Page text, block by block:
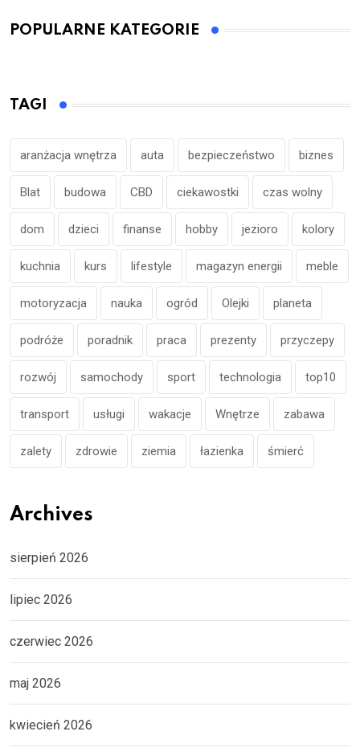
POPULARNE KATEGORIE
TAGI
aranżacja wnętrza auta bezpieczeństwo biznes
Blat budowa CBD ciekawostki czas wolny
dom dzieci finanse hobby jezioro kolory
kuchnia kurs lifestyle magazyn energii meble
motoryzacja nauka ogród Olejki planeta
podróże poradnik praca prezenty przyczepy
rozwój samochody sport technologia top10
transport usługi wakacje Wnętrze zabawa
zalety zdrowie ziemia łazienka śmierć
Archives
sierpień 2026
lipiec 2026
czerwiec 2026
maj 2026
kwiecień 2026